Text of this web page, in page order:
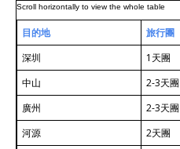
目的地 旅行團
深圳
1天團
中山
2-3天團
廣州
2-3天團
河源
2天團